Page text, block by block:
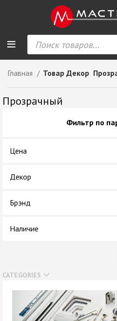
Главная Товар Декор
Прозрачный
Фильтр по
Цена
Декор
Брэнд
Наличие
CATEGORIES